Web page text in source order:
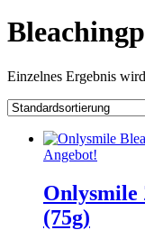
Einzelnes Ergebnis
Angebot!
Onlysmile
(75g)